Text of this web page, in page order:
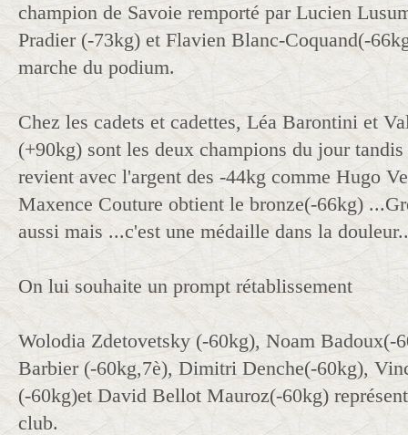
champion de Savoie remporté par Lucien
Pradier (-73kg) et Flavien Blanc-Coquand(-
marche du podium.
Chez les cadets et cadettes, Léa Barontini et
(+90kg) sont les deux champions du jour
revient avec l'argent des -44kg comme Hugo
Maxence Couture obtient le bronze(-66kg)
aussi mais ...c'est une médaille dans la
On lui souhaite un prompt rétablissement
Wolodia Zdetovetsky (-60kg), Noam Badoux(-
Barbier (-60kg,7è), Dimitri Denche(-60kg),
(-60kg)et David Bellot Mauroz(-60kg)
club.